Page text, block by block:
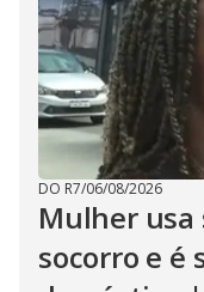
DO R7/06/08/2026
Mulher
socorro e é